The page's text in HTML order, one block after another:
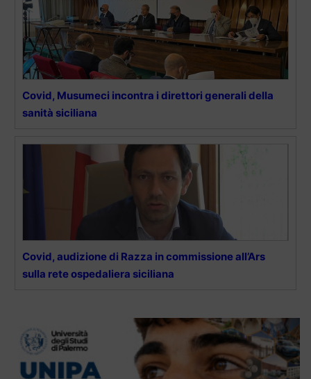
Covid, Musumeci incontra i direttori generali della
sanità siciliana
Covid, audizione di Razza in commissione all’Ars
sulla rete ospedaliera siciliana